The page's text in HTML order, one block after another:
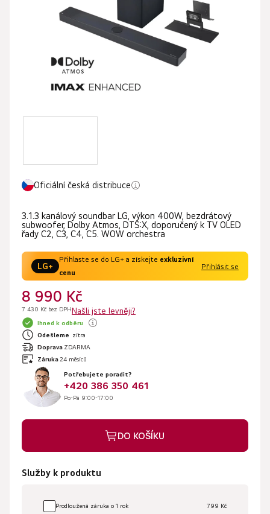
Oficiální česká distribuce
3.1.3 kanálový soundbar LG, výkon 400W, bezdrátový
subwoofer, Dolby Atmos, DTS:X, doporučený k TV OLED
řady C2, C3, C4, C5. WOW orchestra
LG+
Přihlaste se do LG+ a získejte exkluzivní
cenu
Přihlásit se
8 990 Kč
7 430 Kč bez DPHNašli jste levněji?
Ihned k odběru
Odešleme zítra
Doprava ZDARMA
Záruka 24 měsíců
Potřebujete poradit?
+420 386 350 461
Po-Pá 9:00-17:00
DO KOŠÍKU
Služby k produktu
Prodloužená záruka o 1 rok 799 Kč
hvězdiček.